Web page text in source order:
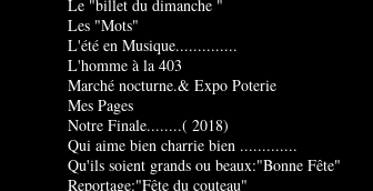
Le "billet du dimanche "
Les "Mots"
L'été en Musique..............
L'homme à la 403
Marché nocturne.& Expo Poterie
Mes Pages
Notre Finale........( 2018)
Qui aime bien charrie bien .............
Qu'ils soient grands ou beaux:"Bonne Fête"
Reportage:"Fête du couteau"